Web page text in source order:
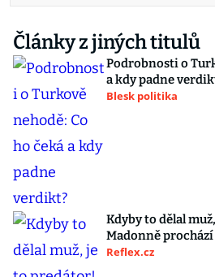
Články z jiných titulů
Podrobnosti o
a kdy padne
Blesk politika
Kdyby to dělal
Madonně
Reflex.cz